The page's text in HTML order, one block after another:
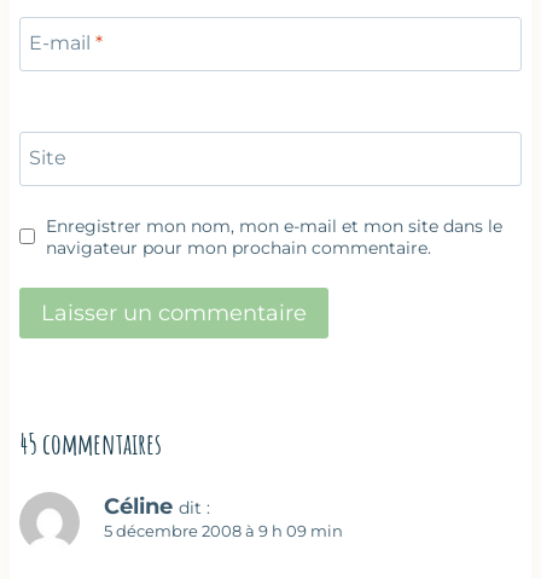
E-mail *
Site
Enregistrer mon nom, mon e-mail et mon site dans le
navigateur pour mon prochain commentaire.
45 commentaires
Céline dit :
5 décembre 2008 à 9 h 09 min